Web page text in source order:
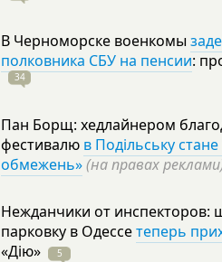
В Черноморске военкомы
полковника СБУ на пенсии:
34
Пан Борщ: хедлайнером
фестивалю в Подільську стане
обмежень»(на правах
Нежданчики от инспекторов:
парковку в Одессетеперь
«Дію»
5